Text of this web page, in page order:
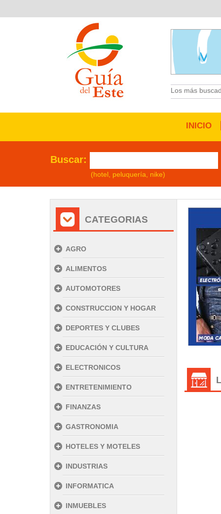
Los más
INICIO
Buscar:
(hotel, peluquería, nike)
CATEGORIAS
AGRO
ALIMENTOS
AUTOMOTORES
CONSTRUCCION Y HOGAR
DEPORTES Y CLUBES
EDUCACIÓN Y CULTURA
ELECTRONICOS
ENTRETENIMIENTO
FINANZAS
GASTRONOMIA
HOTELES Y MOTELES
INDUSTRIAS
INFORMATICA
INMUEBLES
/